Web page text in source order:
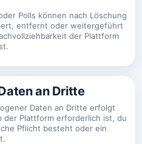
Polls können nach Löschung
entfernt oder weitergeführt
der Plattform
an Dritte
Daten an Dritte erfolgt
der Plattform erforderlich ist, du
Pflicht besteht oder ein